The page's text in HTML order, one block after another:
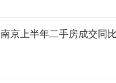
南京上半年二手房成交同